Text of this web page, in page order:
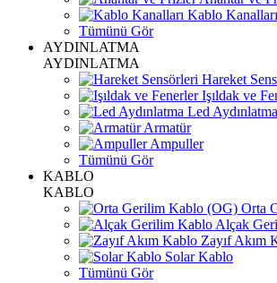
Kablo Kanalları
Tümünü Gör
AYDINLATMA
AYDINLATMA
Hareket
Işıldak ve
Led Aydınlatma
Armatür
Ampuller
Tümünü Gör
KABLO
KABLO
Orta
Alçak
Zayıf Akım
Solar Kablo
Tümünü Gör